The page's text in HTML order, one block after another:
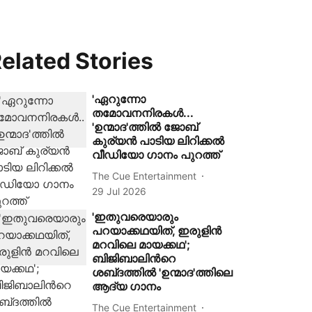
Stories
'ഏറുന്നോ
തമോവനനിരകൾ...
'ഉന്മാദ'ത്തിൽ ജോബ്
കുര്യൻ പാടിയ ലിറിക്കൽ
വീഡിയോ ഗാനം പുറത്ത്
The Cue Entertainment
29 Jul 2026
'ഇതുവരെയാരും
പറയാക്കഥയിത്, ഇരുളിൻ
മറവിലെ മായക്കഥ';
ബിജിബാലിന്‍റെ
ശബ്‍ദത്തിൽ 'ഉന്മാദ'ത്തിലെ
ആദ്യ ഗാനം
The Cue Entertainment